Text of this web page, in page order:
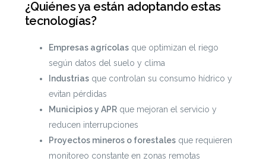
¿Quiénes ya están adoptando estas
tecnologías?
Empresas agrícolasque optimizan el riego
según datos del suelo y clima
Industriasque controlan su consumo hídrico y
evitan pérdidas
Municipios y APRque mejoran el servicio y
reducen interrupciones
Proyectos mineros o forestalesque requieren
monitoreo constante en zonas remotas